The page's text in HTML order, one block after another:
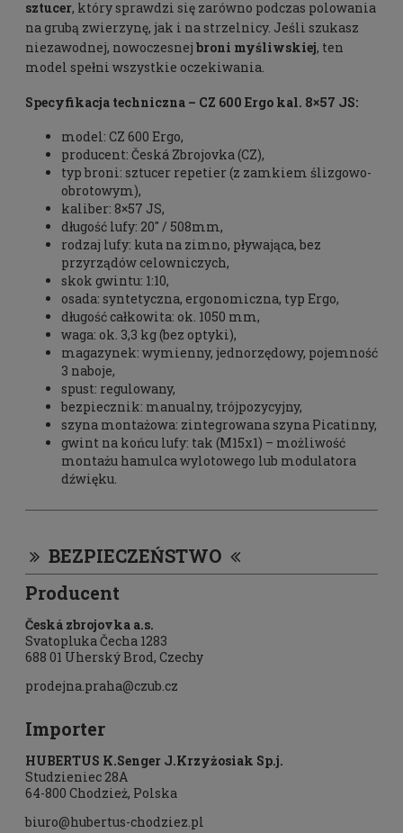
sztucer, który sprawdzi się zarówno podczas polowania
na grubą zwierzynę, jak i na strzelnicy. Jeśli szukasz
niezawodnej, nowoczesnej broni myśliwskiej, ten
model spełni wszystkie oczekiwania.
Specyfikacja techniczna – CZ 600 Ergo kal. 8×57 JS:
model: CZ 600 Ergo,
producent: Česká Zbrojovka (CZ),
typ broni: sztucer repetier (z zamkiem ślizgowo-
obrotowym),
kaliber: 8×57 JS,
długość lufy: 20" / 508mm,
rodzaj lufy: kuta na zimno, pływająca, bez
przyrządów celowniczych,
skok gwintu: 1:10,
osada: syntetyczna, ergonomiczna, typ Ergo,
długość całkowita: ok. 1050 mm,
waga: ok. 3,3 kg (bez optyki),
magazynek: wymienny, jednorzędowy, pojemność
3 naboje,
spust: regulowany,
bezpiecznik: manualny, trójpozycyjny,
szyna montażowa: zintegrowana szyna Picatinny,
gwint na końcu lufy: tak (M15x1) – możliwość
montażu hamulca wylotowego lub modulatora
dźwięku.
BEZPIECZEŃSTWO
Producent
Česká zbrojovka a.s.
Svatopluka Čecha 1283
688 01 Uherský Brod, Czechy
prodejna.praha@czub.cz
Importer
HUBERTUS K.Senger J.Krzyżosiak Sp.j.
Studzieniec 28A
64-800 Chodzież, Polska
biuro@hubertus-chodziez.pl